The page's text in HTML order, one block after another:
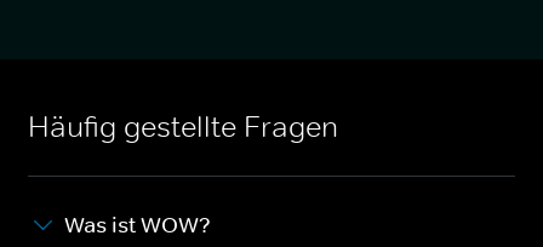
Häufig gestellte Fragen
Was ist WOW?